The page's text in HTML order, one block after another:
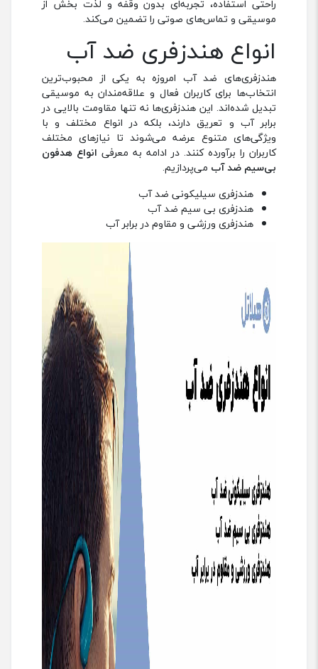
راحتی استفاده، تجربه‌ای بدون وقفه و لذت بخش از
موسیقی و تماس‌های صوتی را تضمین می‌کند.
انواع هندزفری ضد آب
هندزفری‌های ضد آب امروزه به یکی از محبوب‌ترین
انتخاب‌ها برای کاربران فعال و علاقه‌مندان به موسیقی
تبدیل شده‌اند. این هندزفری‌ها نه تنها مقاومت بالایی در
برابر آب و تعریق دارند، بلکه در انواع مختلف و با
ویژگی‌های متنوع عرضه می‌شوند تا نیازهای مختلف
کاربران را برآورده کنند. در ادامه به معرفی انواع هدفون
بی‌سیم ضد آب می‌پردازیم.
هندزفری سیلیکونی ضد آب
هندزفری بی ‌سیم ضد آب
هندزفری ورزشی و مقاوم در برابر آب